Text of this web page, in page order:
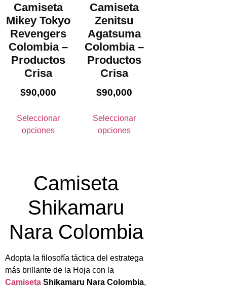
Camiseta
Mikey Tokyo
Revengers
Colombia –
Productos
Crisa
$90,000
Seleccionar
opciones
Camiseta
Zenitsu
Agatsuma
Colombia –
Productos
Crisa
$90,000
Seleccionar
opciones
Camiseta
Shikamaru
Nara Colombia
Adopta la filosofía táctica del estratega
más brillante de la Hoja con la
Camiseta Shikamaru Nara Colombia,